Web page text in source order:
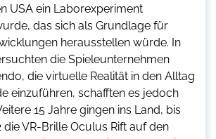
USA ein Laborexperiment
das sich als Grundlage für
herausstellen würde. In
die Spieleunternehmen
die virtuelle Realität in den Alltag
einzuführen, schafften es jedoch
15 Jahre gingen ins Land, bis
die VR-Brille Oculus Rift auf den